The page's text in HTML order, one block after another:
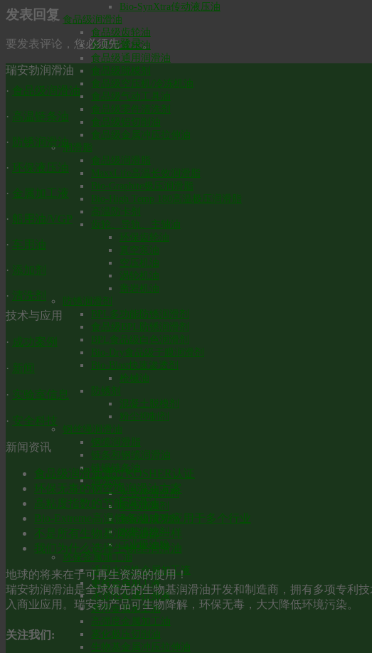
Bio-SynXtra传动液压油
食品级润滑油
食品级齿轮油
食品级液压油
食品级通用润滑油
食品级脱模剂
食品级空压机/冷冻机油
食品级气动工具油
食品级零件清洗剂
食品级铝切削油
食品级金属冲压拉伸油
润滑脂
食品级润滑脂
MaxxLife高温长效润滑脂
Bio-Graphite极压润滑脂
Bio-High Temp 180高温极压润滑脂
高温防卡剂
齿轮、导轨、主轴油
环保齿轮油
真空泵油
空压机油
涡轮机油
凿岩机油
防锈润滑剂
BPL多功能防锈润滑剂
食品级BPL防锈润滑剂
BPL食品级白色润滑剂
Bio-Dry食品级干膜润滑剂
Bio-Blast快速渗透剂
枪械油
防锈剂
混凝土脱模剂
粉尘抑制剂
钢丝绳润滑油
钢缆润滑脂
链条和钢缆润滑油
链锯链条油
清洗剂
大豆橙清洗剂
零件清洗剂
食品级清洗剂
水基清洗剂
工业吸油粉
环保金属加工油
通用水溶性金属加工液
重载金属加工液
水溶性金属拉伸液
通用金属加工油
高强度金属加工油
雾化极压切削油
生物基金属冲压拉伸油
发表回复
要发表评论，您必须先登录。
瑞安勃润滑油
· 食品级润滑油
· 高温链条油
· 防锈润滑油
· 环保液压油
· 金属加工液
· 船用油/VGP
· 车用油
· 添加剂
· 清洗剂
技术与应用
· 成功案例
· 新闻
· 实验室信息
· 安全科技
新闻资讯
食品级润滑油通过KOSHER认证
环保无毒的钢丝绳润滑油方案
高粘度指数的节能润滑油
Bio-Extreme高温链条油成功应用于多个行业
不是所有生物基润滑油都一样
我们为什么选择生物基润滑油
地球的将来在于可再生资源的使用！
瑞安勃润滑油是全球领先的生物基润滑油开发和制造商，拥有多项专利
入商业应用。瑞安勃产品可生物降解，环保无毒，大大降低环境污染。
关注我们: